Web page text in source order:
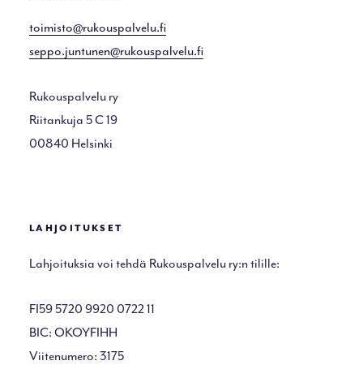
toimisto@rukouspalvelu.fi
seppo.juntunen@rukouspalvelu.fi
Rukouspalvelu ry
Riitankuja 5 C 19
00840 Helsinki
LAHJOITUKSET
Lahjoituksia voi tehdä Rukouspalvelu ry:n tilille:
FI59 5720 9920 0722 11
BIC: OKOYFIHH
Viitenumero: 3175